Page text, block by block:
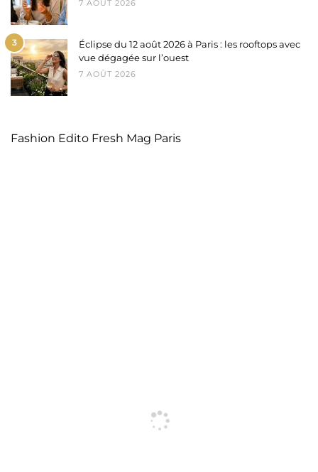
7 AOÛT 2026
3
Éclipse du 12 août 2026 à Paris : les rooftops avec
vue dégagée sur l’ouest
7 AOÛT 2026
Fashion Edito Fresh Mag Paris